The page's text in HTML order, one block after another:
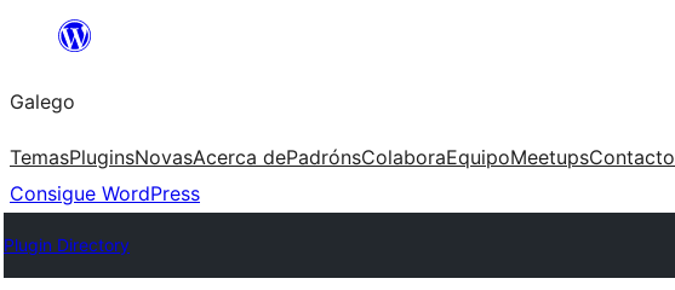
Saltar
contido
Galego
TemasPluginsNovasAcerca dePadrónsColaboraEquipoMeetupsContacto
Consigue WordPress
Plugin Directory